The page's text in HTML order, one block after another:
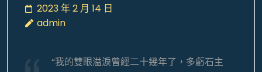
2023 年 2 月 14 日
admin
“我的雙眼溢淚曾經二十幾年了，多虧石主